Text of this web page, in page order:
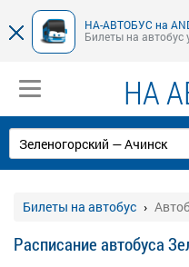
НА-АВТОБУС на
Билеты на автобус
НА
Билеты на автобус
Расписание автобуса